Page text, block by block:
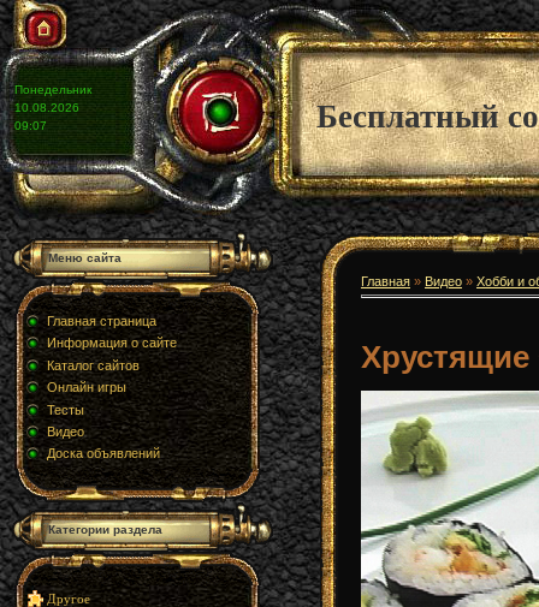
Понедельник
10.08.2026
09:07
Бесплатный
Меню сайта
Главная страница
Информация о сайте
Каталог сайтов
Онлайн игры
Тесты
Видео
Доска объявлений
Категории раздела
Другое
Главная » Видео » Хобби и